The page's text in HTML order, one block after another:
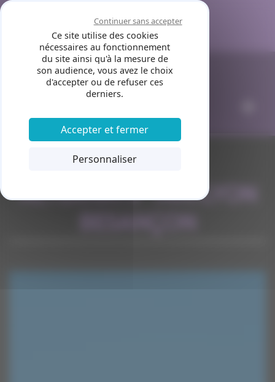
ALTERNATIF TAXI LYON
Panneau de gestion des cookies
Ce site utilise des cookies
nécessaires au fonctionnement
du site ainsi qu'à la mesure de
son audience, vous avez le choix
d'accepter ou de refuser ces
derniers.
Accepter et fermer
Continuer sans accepter
Personnaliser